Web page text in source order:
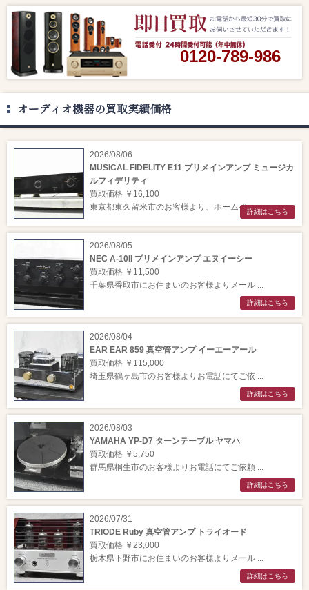
0120-789-986
オーディオ機器の買取実績価格
2026/08/06
MUSICAL FIDELITY E11 プリメインアンプ ミュージカ
ルフィデリティ
買取価格 ￥16,100
東京都東久留米市のお客様より、ホームペー ...詳細はこちら
2026/08/05
NEC A-10II プリメインアンプ エヌイーシー
買取価格 ￥11,500
千葉県香取市にお住まいのお客様よりメール ...
詳細はこちら
2026/08/04
EAR EAR 859 真空管アンプ イーエーアール
買取価格 ￥115,000
埼玉県鶴ヶ島市のお客様よりお電話にてご依 ...
詳細はこちら
2026/08/03
YAMAHA YP-D7 ターンテーブル ヤマハ
買取価格 ￥5,750
群馬県桐生市のお客様よりお電話にてご依頼 ...
詳細はこちら
2026/07/31
TRIODE Ruby 真空管アンプ トライオード
買取価格 ￥23,000
栃木県下野市にお住まいのお客様よりメール ...
詳細はこちら